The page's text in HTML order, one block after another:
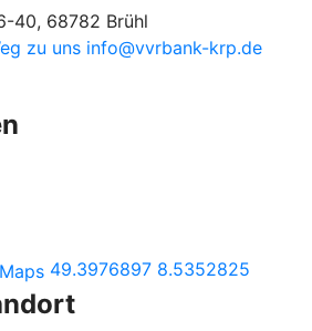
40, 68782 Brühl
zu uns info@vvrbank-krp.de
49.3976897 8.5352825